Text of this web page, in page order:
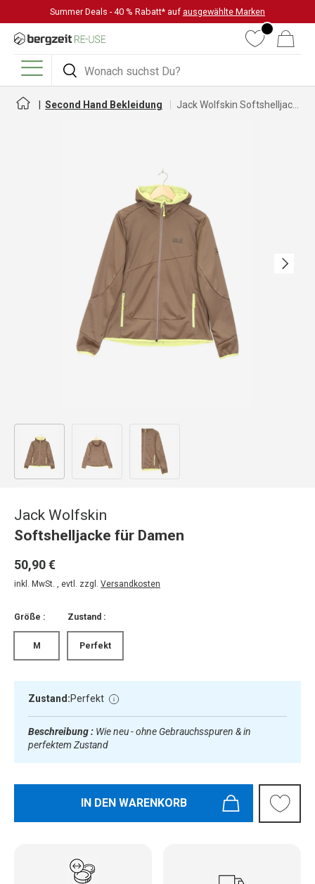
DIREKT ZUM INHALT
Summer Deals - 40 % Rabatt* auf ausgewählte Marken
Suchen
Suchen
WunschlisteWarenkorb
Menü
Second Hand Bekleidung
Nächste
Bild 1 in Galerieansicht laden
Jack Wolfskin
Softshelljacke für Damen
50,90 €
inkl. MwSt. , evtl. zzgl. Versandkosten
Größe :
M
Zustand :
Perfekt
Zustand:Perfekt
Beschreibung : Wie neu - ohne Gebrauchsspuren & in
perfektem Zustand
IN DEN WARENKORB